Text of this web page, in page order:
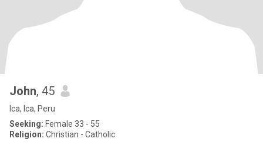
John, 45
Ica, Ica, Peru
Seeking: Female 33 - 55
Religion: Christian - Catholic